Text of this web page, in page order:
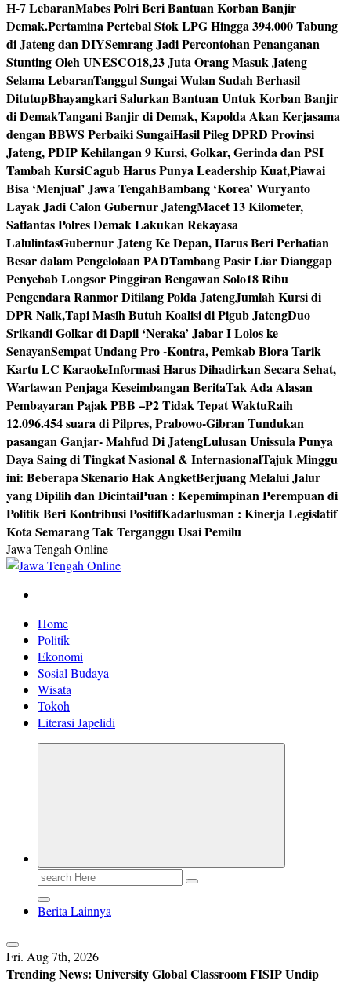
H-7 LebaranMabes Polri Beri Bantuan Korban Banjir
Demak.Pertamina Pertebal Stok LPG Hingga 394.000 Tabung
di Jateng dan DIYSemrang Jadi Percontohan Penanganan
Stunting Oleh UNESCO18,23 Juta Orang Masuk Jateng
Selama LebaranTanggul Sungai Wulan Sudah Berhasil
DitutupBhayangkari Salurkan Bantuan Untuk Korban Banjir
di DemakTangani Banjir di Demak, Kapolda Akan Kerjasama
dengan BBWS Perbaiki SungaiHasil Pileg DPRD Provinsi
Jateng, PDIP Kehilangan 9 Kursi, Golkar, Gerinda dan PSI
Tambah KursiCagub Harus Punya Leadership Kuat,Piawai
Bisa ‘Menjual’ Jawa TengahBambang ‘Korea’ Wuryanto
Layak Jadi Calon Gubernur JatengMacet 13 Kilometer,
Satlantas Polres Demak Lakukan Rekayasa
LalulintasGubernur Jateng Ke Depan, Harus Beri Perhatian
Besar dalam Pengelolaan PADTambang Pasir Liar Dianggap
Penyebab Longsor Pinggiran Bengawan Solo18 Ribu
Pengendara Ranmor Ditilang Polda JatengJumlah Kursi di
DPR Naik,Tapi Masih Butuh Koalisi di Pigub JatengDuo
Srikandi Golkar di Dapil ‘Neraka’ Jabar I Lolos ke
SenayanSempat Undang Pro -Kontra, Pemkab Blora Tarik
Kartu LC KaraokeInformasi Harus Dihadirkan Secara Sehat,
Wartawan Penjaga Keseimbangan BeritaTak Ada Alasan
Pembayaran Pajak PBB –P2 Tidak Tepat WaktuRaih
12.096.454 suara di Pilpres, Prabowo-Gibran Tundukan
pasangan Ganjar- Mahfud Di JatengLulusan Unissula Punya
Daya Saing di Tingkat Nasional & InternasionalTajuk Minggu
ini: Beberapa Skenario Hak AngketBerjuang Melalui Jalur
yang Dipilih dan DicintaiPuan : Kepemimpinan Perempuan di
Politik Beri Kontribusi PositifKadarlusman : Kinerja Legislatif
Kota Semarang Tak Terganggu Usai Pemilu
Jawa Tengah Online
Berita Jawa Tengah Terbaru dan Terkini
Home
Politik
Ekonomi
Sosial Budaya
Wisata
Tokoh
Literasi Japelidi
Search
Berita Lainnya
Fri. Aug 7th, 2026
Trending News: University Global Classroom FISIP Undip